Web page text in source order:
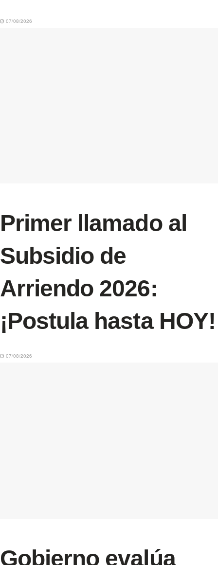
07/08/2026
Primer llamado al
Subsidio de
Arriendo 2026:
¡Postula hasta HOY!
07/08/2026
Gobierno evalúa